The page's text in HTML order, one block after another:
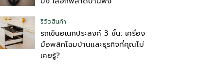
รีวิวสินค้า
รถเข็นอเนกประสงค์ 3 ชั้น: เครื่อง
มือพลิกโฉมบ้านและธุรกิจที่คุณไม่
เคยรู้?